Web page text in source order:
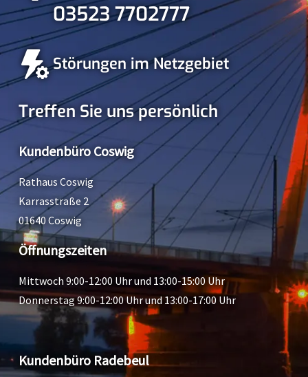
03523 7702777
Störungen im Netzgebiet
Treffen Sie uns persönlich
Kundenbüro Coswig
Rathaus Coswig
Karrasstraße 2
01640 Coswig
Öffnungszeiten
Mittwoch 9:00-12:00 Uhr und 13:00-15:00 Uhr
Donnerstag 9:00-12:00 Uhr und 13:00-17:00 Uhr
Kundenbüro Radebeul